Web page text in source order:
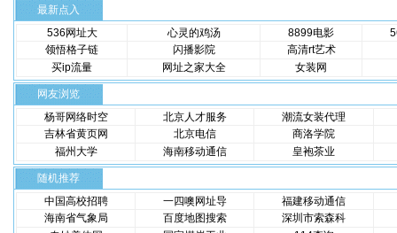
最新点入
536网址大
心灵的鸡汤 8899电影
领悟格子链
闪播影院
高清rt艺术
买ip流量
网址之家大全 女装网
网友浏览
杨哥网络时空
北京人才服务
潮流女装代理
吉林省黄页网
北京电信
商洛学院
福州大学
海南移动通信 皇袍茶业
随机推荐
中国高校招聘
一四噢网址导
福建移动通信
海南省气象局
百度地图搜索
深圳市索森科